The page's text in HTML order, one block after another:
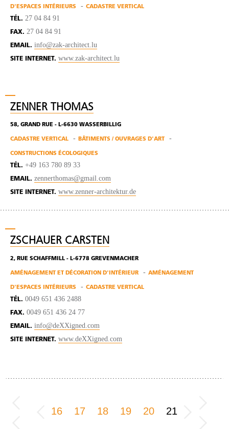
D'ESPACES INTÉRIEURS CADASTRE VERTICAL
TÉL. 27 04 84 91
FAX. 27 04 84 91
EMAIL. info@zak-architect.lu
SITE INTERNET. www.zak-architect.lu
ZENNER THOMAS
58, GRAND RUE - L-6630 WASSERBILLIG
CADASTRE VERTICAL BÂTIMENTS / OUVRAGES D'ART
CONSTRUCTIONS ÉCOLOGIQUES
TÉL. +49 163 780 89 33
EMAIL. zennerthomas@gmail.com
SITE INTERNET. www.zenner-architektur.de
ZSCHAUER CARSTEN
2, RUE SCHAFFMILL - L-6778 GREVENMACHER
AMÉNAGEMENT ET DÉCORATION D'INTÉRIEUR AMÉNAGEMENT
D'ESPACES INTÉRIEURS CADASTRE VERTICAL
TÉL. 0049 651 436 2488
FAX. 0049 651 436 24 77
EMAIL. info@deXXigned.com
SITE INTERNET. www.deXXigned.com
16 17 18 19 20 21